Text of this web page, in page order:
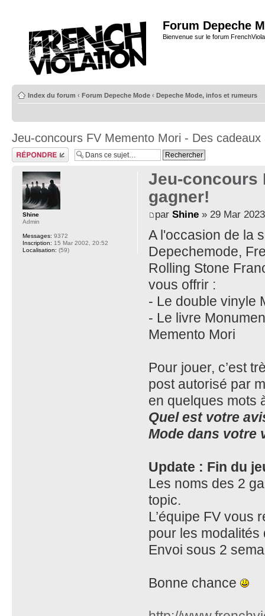
Forum Depeche
Bienvenue sur le forum
Index du forum ‹ Forum Depeche Mode ‹ Depeche Mode, infos et rumeurs
Jeu-concours FV Memento Mori - Des cadeaux
Répondre
Jeu-concours
gagner!
par Shine» 29 Mar
A l'occasion de la
Depechemode,
Rolling Stone
vous offrir :
- Le double vinyle
- Le livre
Memento Mori
Pour jouer, c’est
post autorisé par
en quelques mots
Quel est votre
Mode dans votre
Update : Fin du
Les noms des 2
topic.
L’équipe FV vous
pour les modalités
Envoi sous 2
Bonne chance
Shine
Admin
Messages: 9372
Inscription: 15 Mar 2002, 20:52
Localisation: (59)